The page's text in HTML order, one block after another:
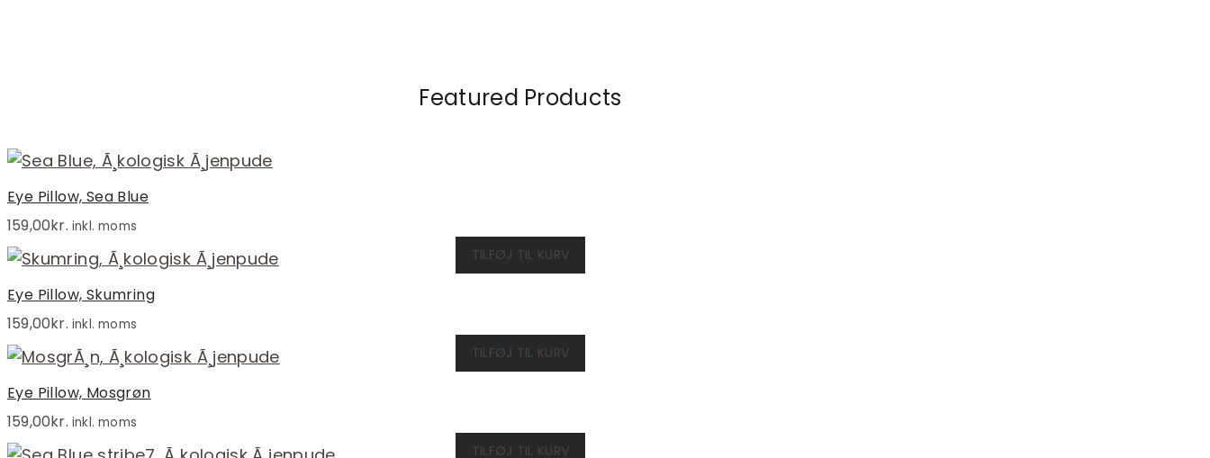
Featured Products
Eye Pillow, Sea Blue
159,00kr. inkl. moms
TILFØJ TIL KURV
Eye Pillow, Skumring
159,00kr. inkl. moms
TILFØJ TIL KURV
Eye Pillow, Mosgrøn
159,00kr. inkl. moms
TILFØJ TIL KURV